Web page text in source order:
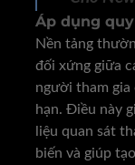
Áp dụng
Nền tảng
đối xứng giữa
người tham gia
hạn. Điều này
liệu quan sát
biến và giúp